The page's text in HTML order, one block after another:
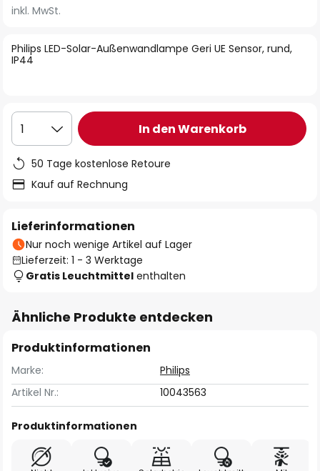
Bildgalerie
Philips LED-Solar-Außenwandlampe Geri UE Sensor, rund,
IP44
inkl. MwSt.
1 In den Warenkorb
50 Tage kostenlose Retoure
Kauf auf Rechnung
Lieferinformationen
Nur noch wenige Artikel auf Lager
Lieferzeit: 1 - 3 Werktage
Gratis Leuchtmittel enthalten
Ähnliche Produkte entdecken
Produktinformationen
Marke:
Philips
Artikel Nr.:
10043563
Produktinformationen